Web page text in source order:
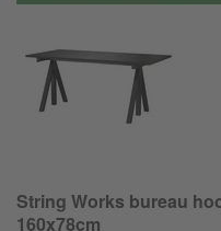
String Works bureau
160x78cm